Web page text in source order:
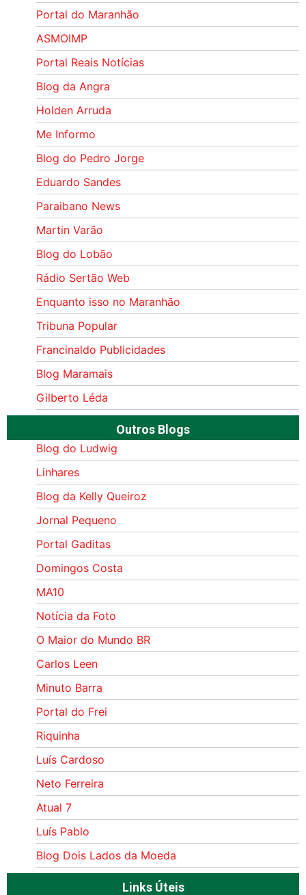
Portal do Maranhão
ASMOIMP
Portal Reais Notí­cias
Blog da Angra
Holden Arruda
Me Informo
Blog do Pedro Jorge
Eduardo Sandes
Paraibano News
Martin Varão
Blog do Lobão
Rádio Sertão Web
Enquanto isso no Maranhão
Tribuna Popular
Francinaldo Publicidades
Blog Maramais
Gilberto Léda
Outros Blogs
Blog do Ludwig
Linhares
Blog da Kelly Queiroz
Jornal Pequeno
Portal Gaditas
Domingos Costa
MA10
Notícia da Foto
O Maior do Mundo BR
Carlos Leen
Minuto Barra
Portal do Frei
Riquinha
Luís Cardoso
Neto Ferreira
Atual 7
Luís Pablo
Blog Dois Lados da Moeda
Links Úteis